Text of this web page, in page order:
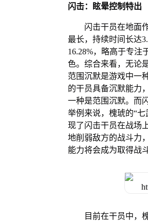
闪击：眩晕控制特出
闪击干员在地面
最长，持续时间长达
16.28%，略高于专注
色。综合来看，无论
范围沉默是游戏中一
的干员具备沉默能力
一种是范围沉默。而
举例来说，槐琥的“七
现了闪击干员在战场
地削弱敌方的战斗力
能力将会成为取得战
目前在干员中，